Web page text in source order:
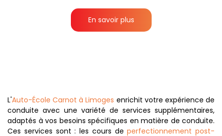
En savoir plus
L'Auto-École Carnot à Limoges enrichit votre expérience de
conduite avec une variété de services supplémentaires,
adaptés à vos besoins spécifiques en matière de conduite.
Ces services sont : les cours deperfectionnement post-